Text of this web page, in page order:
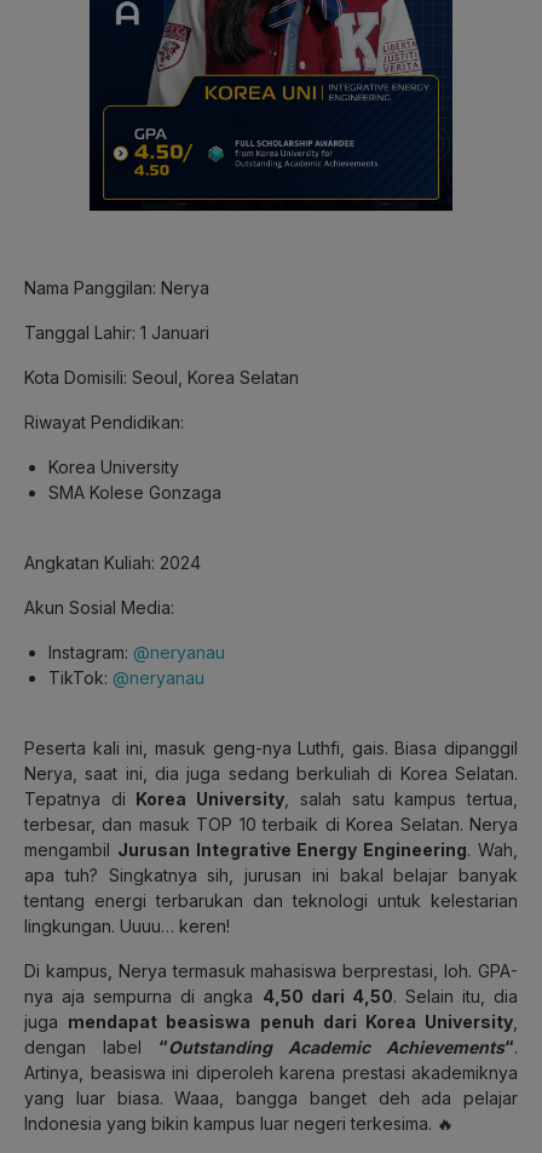
Nama Panggilan: Nerya
Tanggal Lahir: 1 Januari
Kota Domisili: Seoul, Korea Selatan
Riwayat Pendidikan:
Korea University
SMA Kolese Gonzaga
Angkatan Kuliah: 2024
Akun Sosial Media:
Instagram: @neryanau
TikTok: @neryanau
Peserta kali ini, masuk geng-nya Luthfi, gais. Biasa dipanggil
Nerya, saat ini, dia juga sedang berkuliah di Korea Selatan.
Tepatnya di Korea University , salah satu kampus tertua,
terbesar, dan masuk TOP 10 terbaik di Korea Selatan. Nerya
mengambil Jurusan Integrative Energy Engineering. Wah,
apa tuh? Singkatnya sih, jurusan ini bakal belajar banyak
tentang energi terbarukan dan teknologi untuk kelestarian
lingkungan. Uuuu… keren!
Di kampus, Nerya termasuk mahasiswa berprestasi, loh. GPA-
nya aja sempurna di angka 4,50 dari 4,50. Selain itu, dia
juga mendapat beasiswa penuh dari Korea University
dengan label “Outstanding Academic Achievements“.
Artinya, beasiswa ini diperoleh karena prestasi akademiknya
yang luar biasa. Waaa, bangga banget deh ada pelajar
Indonesia yang bikin kampus luar negeri terkesima. 🔥